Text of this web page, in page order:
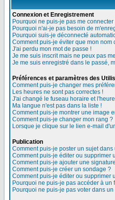
Connexion et Enregistrement
Pourquoi ne puis-je pas me connecter
Pourquoi n'ai-je pas besoin de
Pourquoi suis-je déconnecté
Comment puis-je éviter que mon
J'ai perdu mon mot de passe !
Je me suis inscrit mais ne peux pas
Je me suis enregistré dans le passé,
Préférences et paramètres des
Comment puis-je changer mes
Les heures ne sont pas correctes !
J'ai changé le fuseau horaire et
Ma langue n'est pas dans la liste !
Comment puis-je montrer une image
Comment puis-je changer mon rang ?
Lorsque je clique sur le lien e-mail
Publication
Comment puis-je poster un sujet dans
Comment puis-je éditer ou supprimer
Comment puis-je ajouter une
Comment puis-je créer un sondage ?
Comment puis-je éditer ou supprimer
Pourquoi ne puis-je pas accéder à un
Pourquoi ne puis-je pas voter dans